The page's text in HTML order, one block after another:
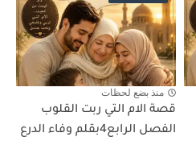
منذ بضع لحظات
قصة الام التي ربت القلوب
الفصل الرابع4بقلم وفاء الدرع